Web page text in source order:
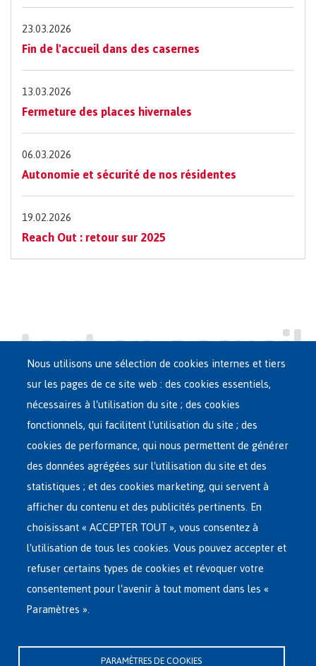
23.03.2026
Fin de l'accueil dans des casernes
13.03.2026
Fermeture des places hivernales
06.03.2026
Autonomie et sécurité de nos résidentes
19.02.2026
Reach Out : retour sur 2025
Main
French
Menu
ASILE EN BELGIQUE
RÉSEAU D'ACCUEIL
RETOUR VOLONTAIRE
INTERNATIONAL
À PROPOS DE FEDASIL
Rue des Chartreux 21 , 1000 Bruxelles
Nous utilisons une sélection de cookies internes et tiers
sur les pages de ce site web : des cookies essentiels,
nécessaires à l'utilisation du site ; des cookies
fonctionnels, qui facilitent l'utilisation du site ; des
cookies de performance, qui nous permettent de générer
des données agrégées sur l'utilisation du site et des
statistiques ; et des cookies marketing, qui servent à
afficher du contenu et des publicités pertinents. En
choisissant « ACCEPTER TOUT », vous consentez à
l'utilisation de tous les cookies. Vous pouvez accepter et
refuser certains types de cookies et révoquer votre
consentement pour l'avenir à tout moment dans les «
Paramètres ».
PARAMÈTRES DE COOKIES